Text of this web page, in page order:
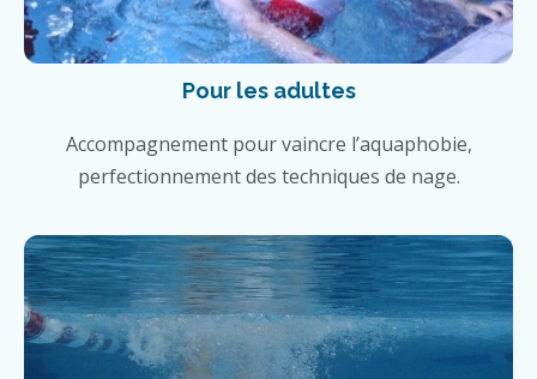
Pour les adultes
Accompagnement pour vaincre l’aquaphobie,
perfectionnement des techniques de nage.